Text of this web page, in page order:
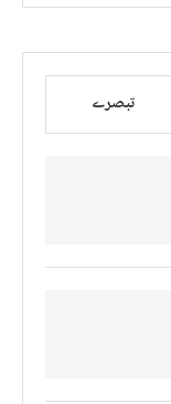
تبصرے